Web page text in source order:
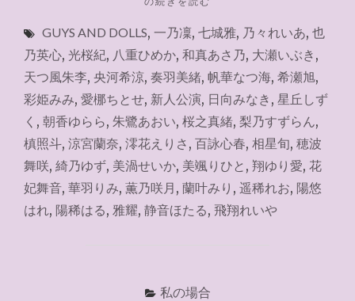
ブ
配
『GUYS
AND
DOLLS』
人
公
演
GUYS AND DOLLS, 一乃凜, 七城雅, 乃々れいあ, 也
乃英心, 光桜紀, 八重ひめか, 和真あさ乃, 大瀬いぶき ,
天つ風朱李, 央河希涼, 奏羽美緒, 帆華なつ海, 希瀬旭,
彩姫みみ, 愛梛ちとせ, 新人公演, 日向みなき , 星丘しず
く , 朝香ゆらら, 朱鷺あおい, 桜之真緒, 梨乃すずらん,
槙照斗, 涼宮蘭奈, 澪花えりさ , 百詠心春, 相星旬, 穂波
舞咲, 綺乃ゆず, 美渦せいか, 美颯りひと , 翔ゆり愛, 花
妃舞音, 華羽りみ, 薫乃咲月 , 蘭叶みり , 遥稀れお, 陽悠
はれ, 陽稀はる, 雅耀, 静音ほたる, 飛翔れいや
私の場合